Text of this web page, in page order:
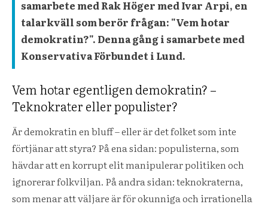
samarbete med Rak Höger med Ivar Arpi, en
talarkväll som berör frågan: "Vem hotar
demokratin?". Denna gång i samarbete med
Konservativa Förbundet i Lund.
Vem hotar egentligen demokratin? –
Teknokrater eller populister?
Är demokratin en bluff – eller är det folket som inte
förtjänar att styra? På ena sidan: populisterna, som
hävdar att en korrupt elit manipulerar politiken och
ignorerar folkviljan. På andra sidan: teknokraterna,
som menar att väljare är för okunniga och irrationella